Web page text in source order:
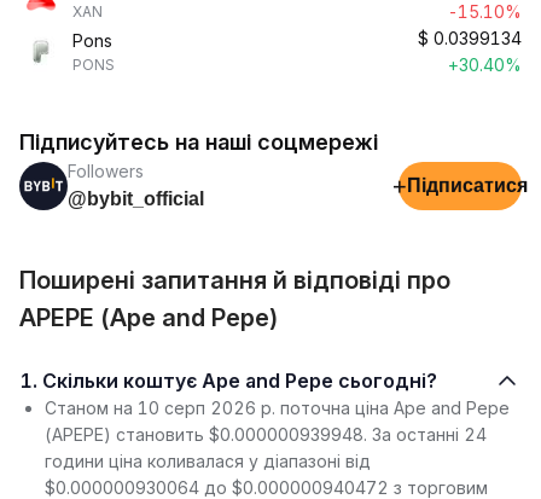
XAN
-15.10%
Pons
PONS
$ 0.0399134
+30.40%
Підписуйтесь на наші соцмережі
Followers
@bybit_official
+ Підписатися
Поширені запитання й відповіді про
APEPE (Ape and Pepe)
1. Скільки коштує Ape and Pepe сьогодні?
Станом на 10 серп 2026 р. поточна ціна Ape and Pepe
(APEPE) становить $0.000000939948. За останні 24
години ціна коливалася у діапазоні від
$0.000000930064 до $0.000000940472 з торговим